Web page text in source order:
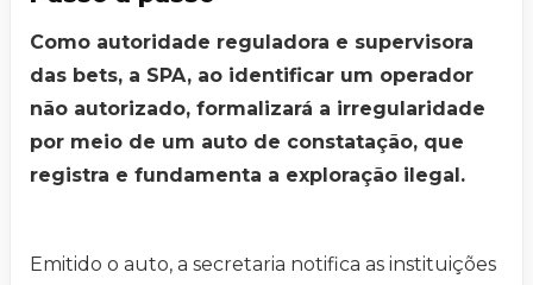
Como autoridade reguladora e supervisora
das bets, a SPA, ao identificar um operador
não autorizado, formalizará a irregularidade
por meio de um auto de constatação, que
registra e fundamenta a exploração ilegal.
Emitido o auto, a secretaria notifica as instituições